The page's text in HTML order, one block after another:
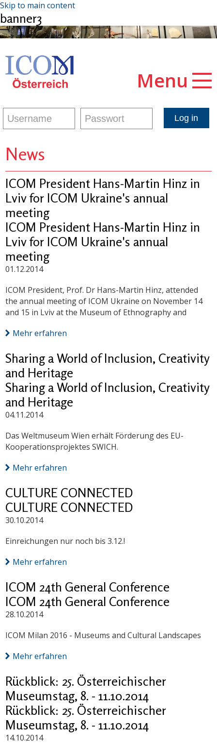
Skip to main content
banner3
Menu
News
ICOM President Hans-Martin Hinz in
Lviv for ICOM Ukraine's annual
meeting
ICOM President Hans-Martin Hinz in
Lviv for ICOM Ukraine's annual
meeting
01.12.2014
ICOM President, Prof. Dr Hans-Martin Hinz, attended
the annual meeting of ICOM Ukraine on November 14
and 15 in Lviv at the Museum of Ethnography and
Mehr erfahren
Sharing a World of Inclusion, Creativity
and Heritage
Sharing a World of Inclusion, Creativity
and Heritage
04.11.2014
Das Weltmuseum Wien erhält Förderung des EU-
Kooperationsprojektes SWICH.
Mehr erfahren
CULTURE CONNECTED
CULTURE CONNECTED
30.10.2014
Einreichungen nur noch bis 3.12.!
Mehr erfahren
ICOM 24th General Conference
ICOM 24th General Conference
28.10.2014
ICOM Milan 2016 - Museums and Cultural Landscapes
Mehr erfahren
Rückblick: 25. Österreichischer
Museumstag, 8. - 11.10.2014
Rückblick: 25. Österreichischer
Museumstag, 8. - 11.10.2014
14.10.2014